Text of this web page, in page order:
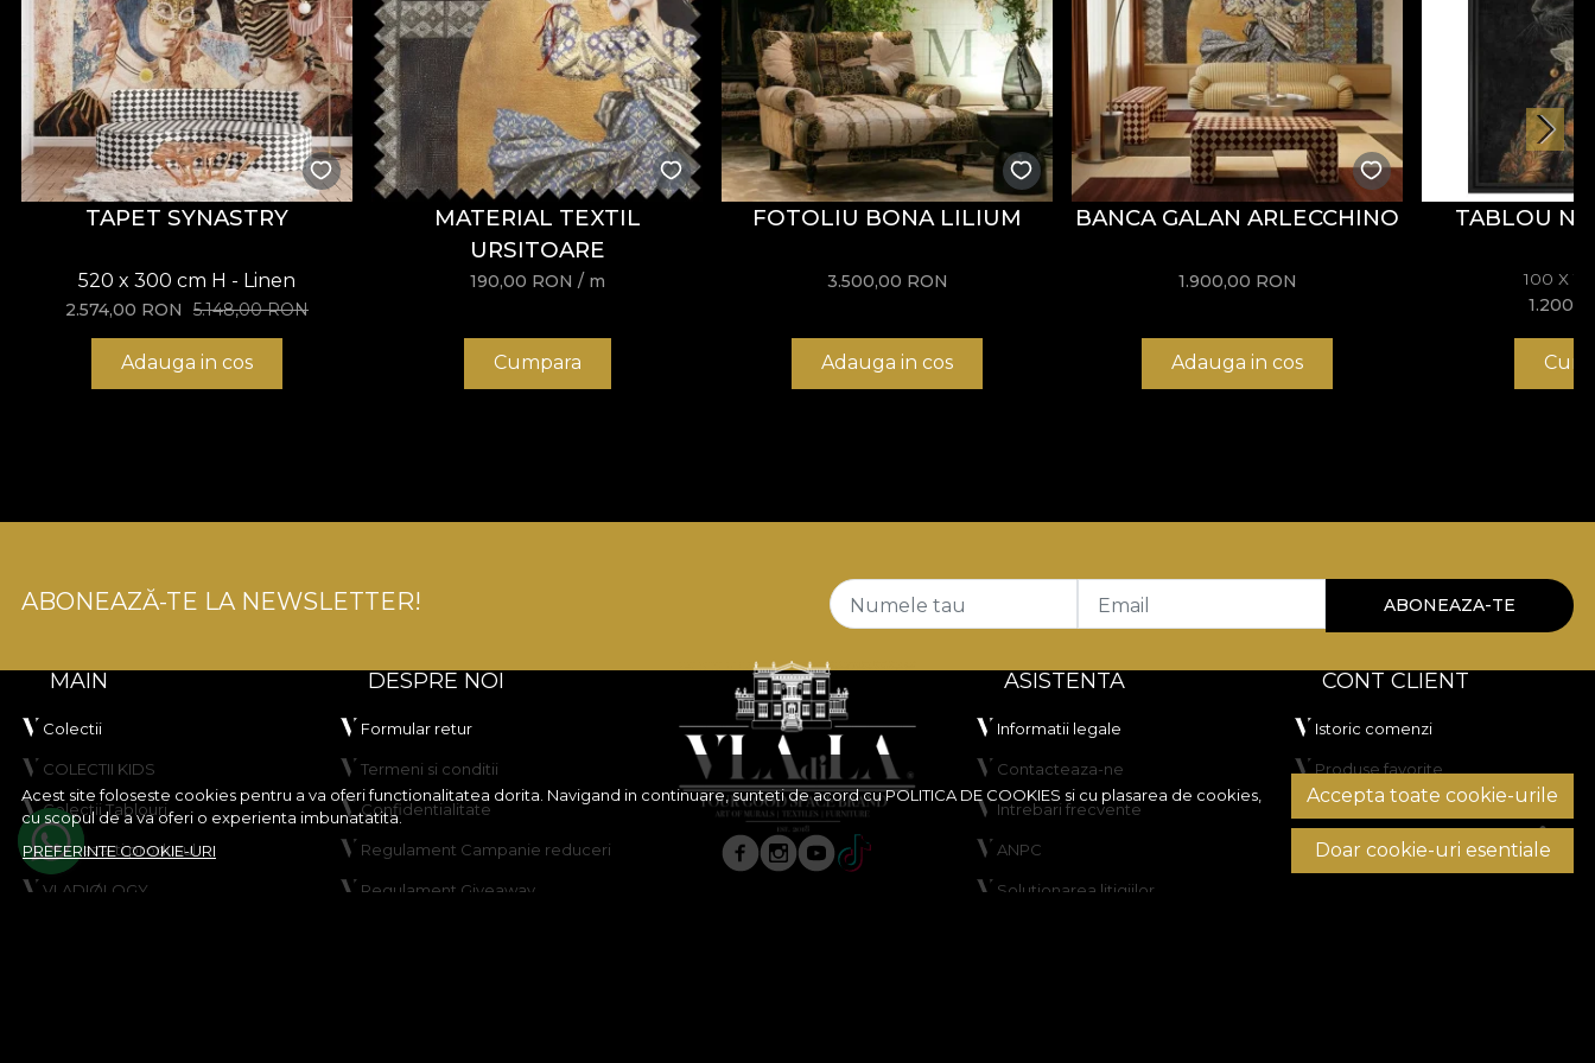
TAPET SYNASTRY
520 x 300 cm H - Linen
2.574,00 RON 5.148,00RON
Adauga in cos
MATERIAL TEXTIL
URSITOARE
190,00 RON / m
Cumpara
FOTOLIU BONA LILIUM
3.500,00 RON
Adauga in cos
BANCA GALAN ARLECCHINO
1.900,00 RON
Adauga in cos
TABLOU
100 X
Acest site foloseste cookies pentru a va oferi functionalitatea dorita. Navigand in continuare, sunteti de acord cuPOLITICA DE COOKIES si cu plasarea de cookies,
cu scopul de a va oferi o experienta imbunatatita.
PREFERINTE COOKIE-URI
Accepta toate cookie-urile
Doar cookie-uri esentiale
ABONEAZĂ-TE LA NEWSLETTER! Numele tau Email ABONEAZA-TE
MAIN
Colectii
COLECTII KIDS
Colectii Tablouri
Creeaza-ti produsul
VLADIØLOGY
DESPRE NOI
Formular retur
Termeni si conditii
Confidentialitate
Regulament Campanie reduceri
Regulament Giveaway
ASISTENTA
Informatii legale
Contacteaza-ne
Intrebari frecvente
ANPC
Solutionarea litigiilor
CONT CLIENT
Istoric comenzi
Produse favorite
Metode de plata
Transport si retururi